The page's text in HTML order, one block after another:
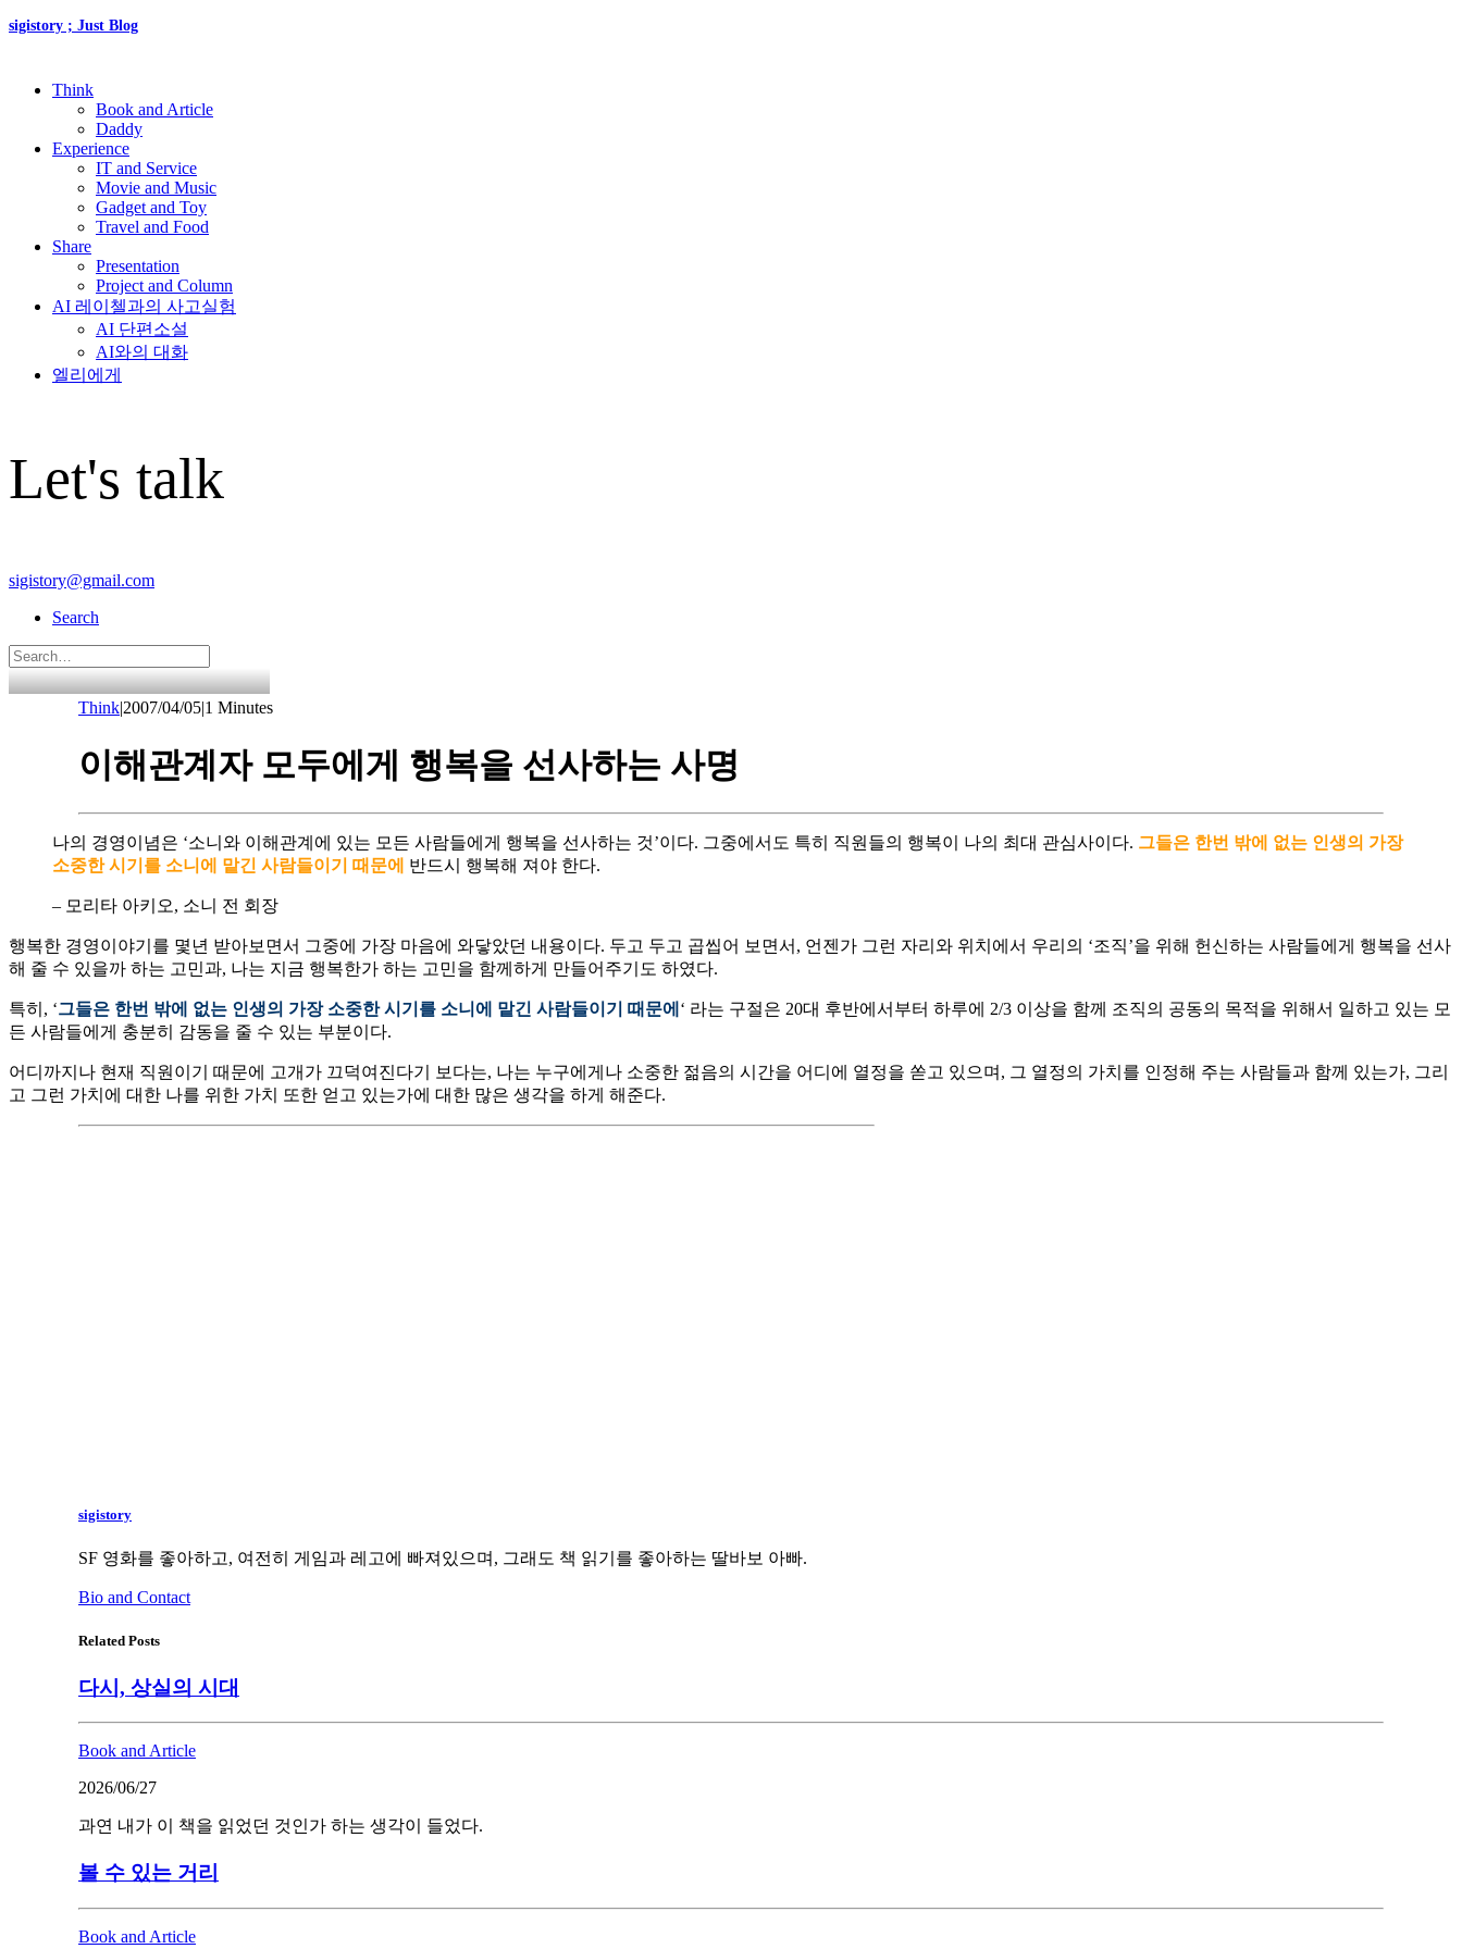
sigistory ; Just Blog
Think
Book and Article
Daddy
Experience
IT and Service
Movie and Music
Gadget and Toy
Travel and Food
Share
Presentation
Project and Column
AI 레이첼과의 사고실험
AI 단편소설
AI와의 대화
엘리에게
Let's talk
sigistory@gmail.com
Search
Think|2007/04/05|1 Minutes
이해관계자 모두에게 행복을 선사하는 사명
나의 경영이념은 ‘소니와 이해관계에 있는 모든 사람들에게 행복을 선사하는 것’이다. 그중에서도 특히 직원들의 행복이 나의 최대 관심사이다. 그들은 한번 밖에 없는 인생의 가장
소중한 시기를 소니에 맡긴 사람들이기 때문에
반드시 행복해 져야 한다.
– 모리타 아키오, 소니 전 회장
행복한 경영이야기를 몇년 받아보면서 그중에 가장 마음에 와닿았던 내용이다. 두고 두고 곱씹어 보면서, 언젠가 그런 자리와 위치에서 우리의 ‘조직’을 위해 헌신하는 사람들에게 행복을 선사
해 줄 수 있을까 하는 고민과, 나는 지금 행복한가 하는 고민을 함께하게 만들어주기도 하였다.
특히, ‘그들은 한번 밖에 없는 인생의 가장 소중한 시기를 소니에 맡긴 사람들이기 때문에 ‘ 라는 구절은 20대 후반에서부터 하루에 2/3 이상을 함께 조직의 공동의 목적을 위해서 일하고 있는 모
든 사람들에게 충분히 감동을 줄 수 있는 부분이다.
어디까지나 현재 직원이기 때문에 고개가 끄덕여진다기 보다는, 나는 누구에게나 소중한 젊음의 시간을 어디에 열정을 쏟고 있으며, 그 열정의 가치를 인정해 주는 사람들과 함께 있는가, 그리
고 그런 가치에 대한 나를 위한 가치 또한 얻고 있는가에 대한 많은 생각을 하게 해준다.
sigistory
SF 영화를 좋아하고, 여전히 게임과 레고에 빠져있으며, 그래도 책 읽기를 좋아하는 딸바보 아빠.
Bio and Contact
Related Posts
다시, 상실의 시대
Book and Article
2026/06/27
과연 내가 이 책을 읽었던 것인가 하는 생각이 들었다.
볼 수 있는 거리
Book and Article